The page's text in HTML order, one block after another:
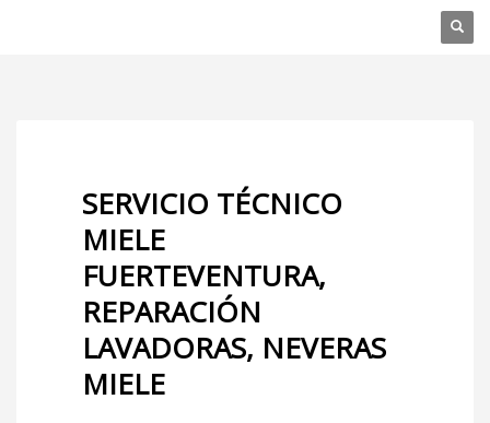
SERVICIO TÉCNICO
MIELE
FUERTEVENTURA,
REPARACIÓN
LAVADORAS, NEVERAS
MIELE